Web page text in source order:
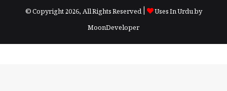
© Copyright 2026, All Rights Reserved |
Uses In Urdu by
MoonDeveloper